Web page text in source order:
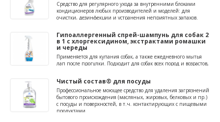
Средство для регулярного ухода за внутренними блоками
кондиционеров любых производителей и моделей: для
очистки, дезинфекции и устранения неприятных запахов.
Гипоаллергенный спрей-шампунь для собак 2
в 1 с хлоргексидином, экстрактами ромашки
и череды
Применяется для купания собак, а также ежедневного мытья
лап после прогулки. Подходит для собак всех пород и возрастов,
Чистый состав® для посуды
Профессиональное моющее средство для удаления загрязнений
бытового происхождения (масляных, жировых, белковых и пр.)
с посуды и поверхностей, в т.ч. контактирующих с пищевыми
продуктами.